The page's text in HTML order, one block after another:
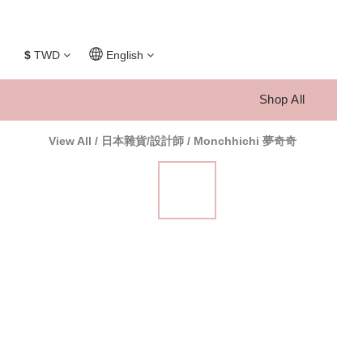
$ TWD English
Shop All
View All / 日本雜貨/設計師 / Monchhichi 夢奇奇